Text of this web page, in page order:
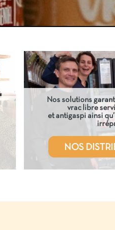
NOS
Nos solutions
vrac libre
et antigaspi ainsi